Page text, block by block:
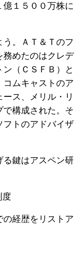
億１５００万株に
。ＡＴ＆Ｔのフ
務めたのはクレデ
（ＣＳＦＢ）と
コムキャストのア
ス、メリル・リ
で構成された。そ
フトのアドバイザ
る鍵はアスペン研
度
経歴をリストア